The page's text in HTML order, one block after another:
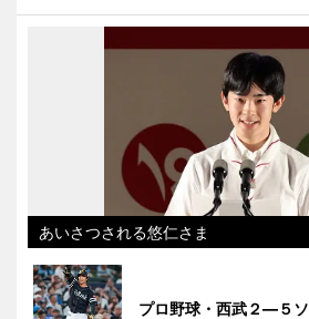
あいさつされる悠仁さま
プロ野球・西武２―５